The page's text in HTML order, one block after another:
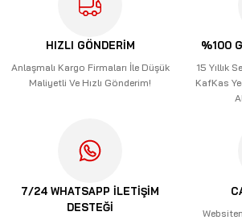
Ürün resmi kalitesiz, bozuk veya
Ürün açıklamasında eksik bilgiler bulunuyor.
Ürün bilgilerinde hatalar bulunuyor.
Ürün fiyatı diğer sitelerden daha pahalı.
HIZLI GÖNDERİM
Anlaşmalı Kargo Firmaları İle Düşük
Maliyetli Ve Hızlı Gönderim!
%100
15 Yıllık
KafKas
7/24 WHATSAPP İLETİŞİM
DESTEĞİ